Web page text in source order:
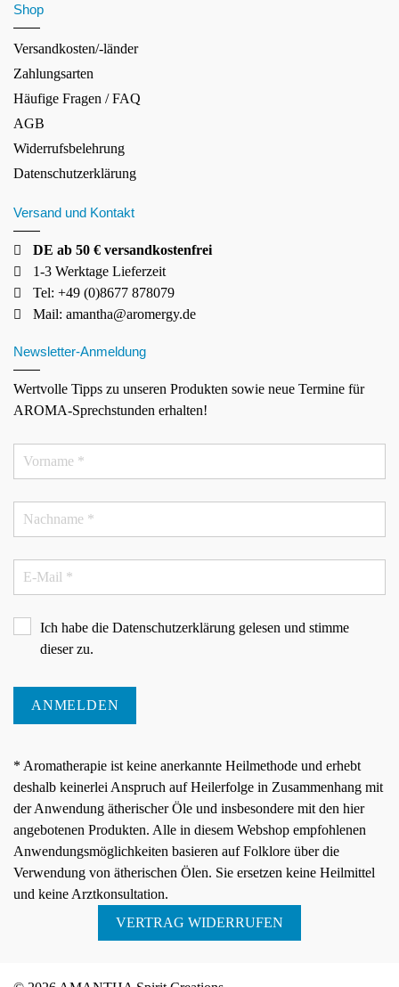
Shop
Versandkosten/-länder
Zahlungsarten
Häufige Fragen / FAQ
AGB
Widerrufsbelehrung
Datenschutzerklärung
Versand und Kontakt
DE ab 50 € versandkostenfrei
1-3 Werktage Lieferzeit
Tel: +49 (0)8677 878079
Mail: amantha@aromergy.de
Newsletter-Anmeldung
Wertvolle Tipps zu unseren Produkten sowie neue Termine für
AROMA-Sprechstunden erhalten!
Ich habe die Datenschutzerklärung gelesen und stimme
dieser zu.
ANMELDEN
* Aromatherapie ist keine anerkannte Heilmethode und erhebt
deshalb keinerlei Anspruch auf Heilerfolge in Zusammenhang mit
der Anwendung ätherischer Öle und insbesondere mit den hier
angebotenen Produkten. Alle in diesem Webshop empfohlenen
Anwendungsmöglichkeiten basieren auf Folklore über die
Verwendung von ätherischen Ölen. Sie ersetzen keine Heilmittel
und keine Arztkonsultation.
VERTRAG WIDERRUFEN